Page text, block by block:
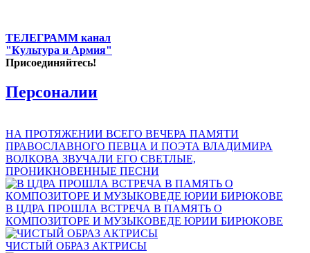
ТЕЛЕГРАММ канал
"Культура и Армия"
Присоединяйтесь!
Персоналии
НА ПРОТЯЖЕНИИ ВСЕГО ВЕЧЕРА ПАМЯТИ
ПРАВОСЛАВНОГО ПЕВЦА И ПОЭТА ВЛАДИМИРА
ВОЛКОВА ЗВУЧАЛИ ЕГО СВЕТЛЫЕ,
ПРОНИКНОВЕННЫЕ ПЕСНИ
В ЦДРА ПРОШЛА ВСТРЕЧА В ПАМЯТЬ О
КОМПОЗИТОРЕ И МУЗЫКОВЕДЕ ЮРИИ БИРЮКОВЕ
ЧИСТЫЙ ОБРАЗ АКТРИСЫ